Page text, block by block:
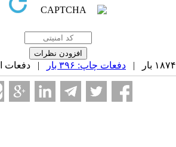
دفعات چاپ: ۳۹۶ بار | دفعات